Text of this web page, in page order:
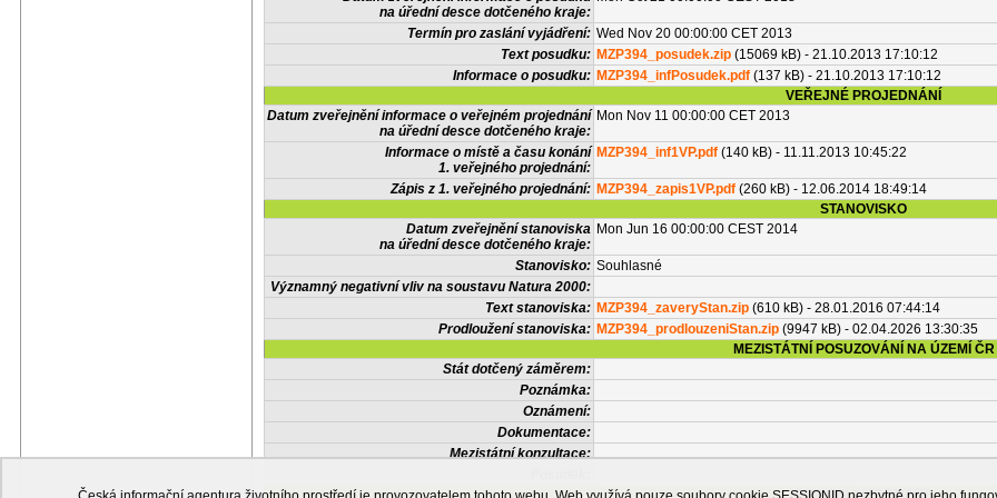
na úřední desce dotčeného kraje:
Termín pro zaslání vyjádření: Wed Nov 20 00:00:00 CET 2013
Text posudku: MZP394_posudek.zip (15069 kB) - 21.10.2013 17:10:12
Informace o posudku: MZP394_infPosudek.pdf (137 kB) - 21.10.2013 17:10:12
VEŘEJNÉ PROJEDNÁNÍ
Datum zveřejnění informace o veřejném projednání
na úřední desce dotčeného kraje:
Mon Nov 11 00:00:00 CET 2013
Informace o místě a času konání
1. veřejného projednání:
MZP394_inf1VP.pdf (140 kB) - 11.11.2013 10:45:22
Zápis z 1. veřejného projednání: MZP394_zapis1VP.pdf (260 kB) - 12.06.2014 18:49:14
STANOVISKO
Datum zveřejnění stanoviska
na úřední desce dotčeného kraje:
Mon Jun 16 00:00:00 CEST 2014
Stanovisko: Souhlasné
Významný negativní vliv na soustavu Natura 2000:
Text stanoviska: MZP394_zaveryStan.zip (610 kB) - 28.01.2016 07:44:14
Prodloužení stanoviska: MZP394_prodlouzeniStan.zip (9947 kB) - 02.04.2026 13:30:35
MEZISTÁTNÍ POSUZOVÁNÍ NA ÚZEMÍ ČR
Stát dotčený záměrem:
Poznámka:
Oznámení:
Dokumentace:
Mezistátní konzultace:
OSTATNÍ INFORMACE